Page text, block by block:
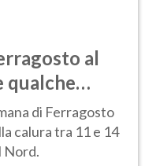
al
qualche
di Ferragosto
calura tra 11 e 14
Nord.